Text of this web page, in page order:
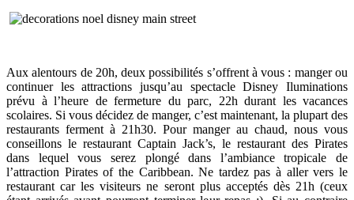
Aux alentours de 20h, deux possibilités s’offrent à vous : manger ou
continuer les attractions jusqu’au spectacle Disney Iluminations
prévu à l’heure de fermeture du parc, 22h durant les vacances
scolaires. Si vous décidez de manger, c’est maintenant, la plupart des
restaurants ferment à 21h30. Pour manger au chaud, nous vous
conseillons le restaurant Captain Jack’s, le restaurant des Pirates
dans lequel vous serez plongé dans l’ambiance tropicale de
l’attraction Pirates of the Caribbean. Ne tardez pas à aller vers le
restaurant car les visiteurs ne seront plus acceptés dès 21h (ceux